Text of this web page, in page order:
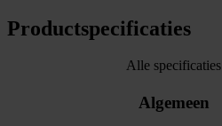
Productspecificaties
Alle specificaties
Algemeen